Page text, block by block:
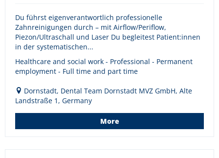
Du führst eigenverantwortlich professionelle
Zahnreinigungen durch – mit Airflow/Periflow,
Piezon/Ultraschall und Laser Du begleitest Patient:innen
in der systematischen...
Healthcare and social work - Professional - Permanent
employment - Full time and part time
Dornstadt, Dental Team Dornstadt MVZ GmbH, Alte
Landstraße 1, Germany
More